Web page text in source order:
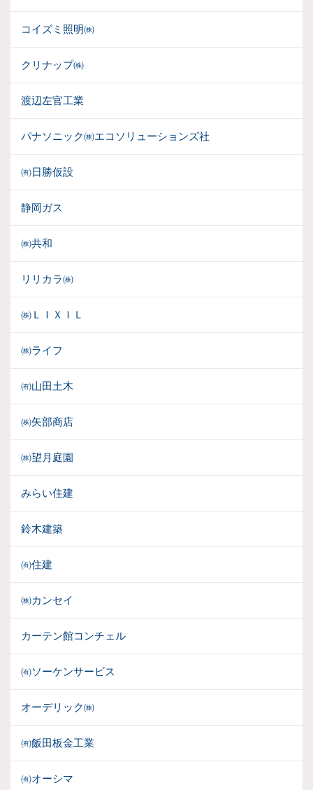
コイズミ照明㈱
クリナップ㈱
渡辺左官工業
パナソニック㈱エコソリューションズ社
㈲日勝仮設
静岡ガス
㈱共和
リリカラ㈱
㈱ＬＩＸＩＬ
㈱ライフ
㈲山田土木
㈱矢部商店
㈱望月庭園
みらい住建
鈴木建築
㈲住建
㈱カンセイ
カーテン館コンチェル
㈲ソーケンサービス
オーデリック㈱
㈲飯田板金工業
㈲オーシマ